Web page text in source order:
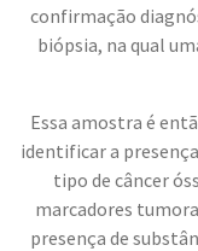
confirmação
biópsia, na qual
Essa amostra é
identificar a
tipo de câncer
marcadores
presença de